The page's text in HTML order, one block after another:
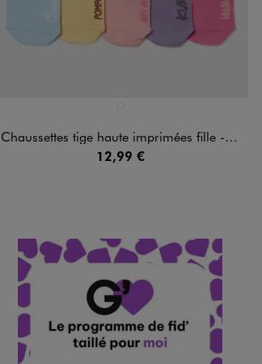
Chaussettes tige haute imprimées fille - Hello Kitty & Friends (lot de 5 paires)
12,99 €